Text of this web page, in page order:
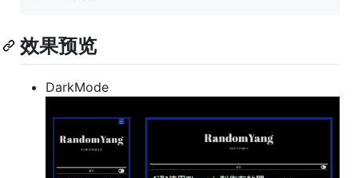
效果预览
DarkMode